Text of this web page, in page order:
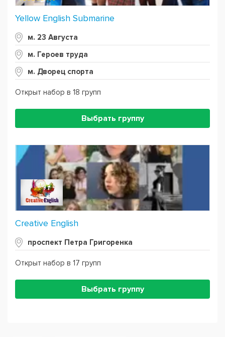
Yellow English Submarine
м. 23 Августа
м. Героев труда
м. Дворец спорта
Открыт набор в 18 групп
Выбрать группу
Creative English
проспект Петра Григоренка
Открыт набор в 17 групп
Выбрать группу